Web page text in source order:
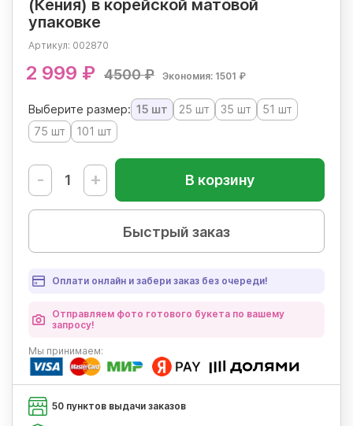
(Кения) в корейской матовой
упаковке
Артикул: 002870
2 999 ₽ 4500 ₽ Экономия: 1501 ₽
Выберите размер: 15 шт 25 шт 35 шт
51 шт
75 шт
101 шт
- + В корзину
Быстрый заказ
Оплати онлайн и забери заказ без очереди!
Отправляем фото готового букета по вашему
запросу!
Мы принимаем:
50 пунктов выдачи заказов